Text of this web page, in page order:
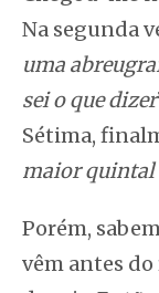
Na segunda
uma
sei o que dizer
Sétima,
maior quintal
Porém,
vêm antes